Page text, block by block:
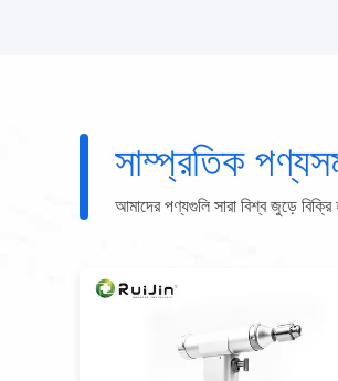
সাম্প্রতিক
আমাদের পণ্যগুলি সারা বিশ্ব জুড়ে